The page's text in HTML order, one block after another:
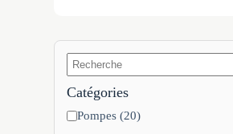
Catégories
Pompes (20)